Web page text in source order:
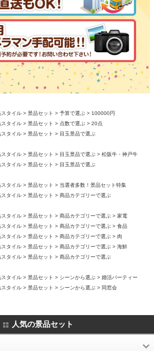
タイル 景品セット 予算で選ぶ
100000円
タイル
景品セット 点数で選ぶ
20点
タイル
景品セット
目玉景品で選ぶ
タイル
景品セット 目玉景品で選ぶ
松阪牛・神戸牛
タイル
景品セット
目玉景品で選ぶ
タイル
景品セット
当選者多数！景品セット特集
タイル
景品セット
商品カテゴリーで選ぶ
タイル
景品セット 商品カテゴリーで選ぶ
家電
タイル
景品セット 商品カテゴリーで選ぶ
食品
タイル
景品セット 商品カテゴリーで選ぶ
肉
タイル
景品セット 商品カテゴリーで選ぶ
海鮮
タイル
景品セット
商品カテゴリーで選ぶ
タイル
景品セット シーンから選ぶ
婚活パーティー
タイル
景品セット シーンから選ぶ 同窓会
人気の景品セット